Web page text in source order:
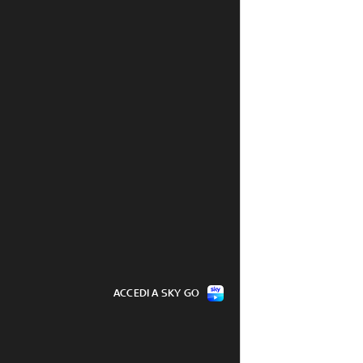
ACCEDI A SKY GO